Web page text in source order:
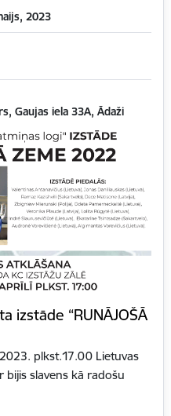
2023
Gaujas iela 33A, Ādaži
izstāde “RUNĀJOŠĀ
plkst.17.00 Lietuvas
bijis slavens kā radošu